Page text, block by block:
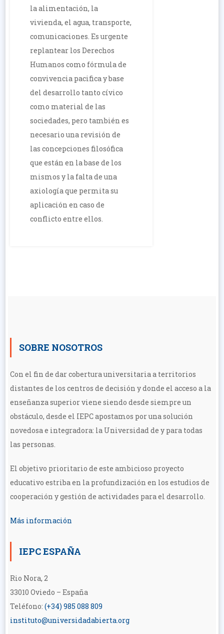
la alimentación, la
vivienda, el agua, transporte,
comunicaciones. Es urgente
replantear los Derechos
Humanos como fórmula de
convivencia pacifica y base
del desarrollo tanto cívico
como material de las
sociedades, pero también es
necesario una revisión de
las concepciones filosófica
que están en la base de los
mismos y la falta de una
axiología que permita su
aplicación en caso de
conflicto entre ellos.
SOBRE NOSOTROS
Con el fin de dar cobertura universitaria a territorios
distantes de los centros de decisión y donde el acceso a la
enseñanza superior viene siendo desde siempre un
obstáculo, desde el IEPC apostamos por una solución
novedosa e integradora: la Universidad de y para todas
las personas.
El objetivo prioritario de este ambicioso proyecto
educativo estriba en la profundización en los estudios de
cooperación y gestión de actividades para el desarrollo.
Más información
IEPC ESPAÑA
Rio Nora, 2
33010 Oviedo – España
Teléfono:(+34) 985 088 809
instituto@universidadabierta.org